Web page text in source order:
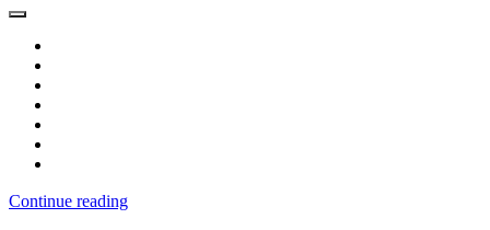
Continue reading